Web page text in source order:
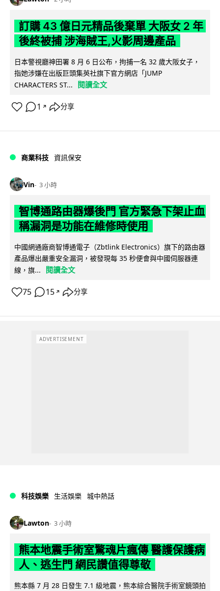
訂購 43 億日元精品後棄單 大阪女 2 年
後終被捕 涉海賊王,火影周邊產品
日本警視廳神田署 8 月 6 日公布，拘捕一名 32 歲大阪女子，
指她涉嫌在出版巨頭集英社旗下官方網店「JUMP
CHARACTERS ST...
閱讀全文
1 ↗ 分享
商業科技 資訊保安
Vin 3 小時
智博通路由器爆後門 官方緊急下架止血
稱漏洞是功能在維修時使用
中國網通廠商智博通電子（Zbtlink Electronics）旗下的路由器
產品爆出嚴重安全漏洞，被發現每 35 秒便會與中國伺服器連
線，旗...
閱讀全文
75 15 ↗ 分享
ADVERTISEMENT
科技娛樂 生活娛樂 城中熱話
Lawton 3 小時
熊本地震手術室驚魂片瘋傳 醫護保護病
人、逃生門 網民讚值得尊敬
熊本縣 7 月 28 日發生 7.1 級地震，熊本綜合醫院手術室鏡頭拍